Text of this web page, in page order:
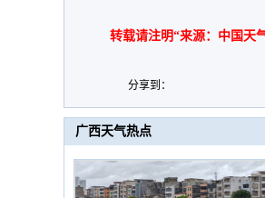
转载请注明“来源：中国天
分享到：
广西天气热点